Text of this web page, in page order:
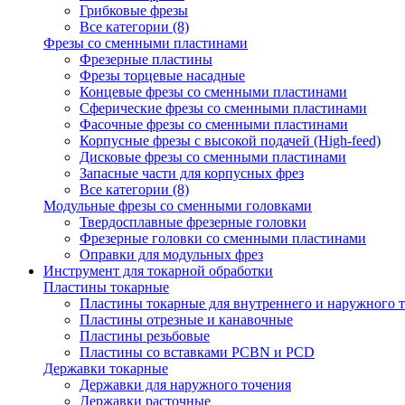
Грибковые фрезы
Все категории (8)
Фрезы со сменными пластинами
Фрезерные пластины
Фрезы торцевые насадные
Концевые фрезы со сменными пластинами
Сферические фрезы со сменными пластинами
Фасочные фрезы со сменными пластинами
Корпусные фрезы с высокой подачей (High-feed)
Дисковые фрезы со сменными пластинами
Запасные части для корпусных фрез
Все категории (8)
Модульные фрезы со сменными головками
Твердосплавные фрезерные головки
Фрезерные головки со сменными пластинами
Оправки для модульных фрез
Инструмент для токарной обработки
Пластины токарные
Пластины токарные для внутреннего и наружного
Пластины отрезные и канавочные
Пластины резьбовые
Пластины со вставками PCBN и PCD
Державки токарные
Державки для наружного точения
Державки расточные